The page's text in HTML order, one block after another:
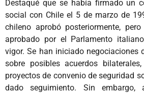
Destaqué que se había firmado un
social con Chile el 5 de marzo de
chileno aprobó posteriormente,
aprobado por el Parlamento
vigor. Se han iniciado negociaciones
sobre posibles acuerdos
proyectos de convenio de seguridad
dado seguimiento. Sin embargo,